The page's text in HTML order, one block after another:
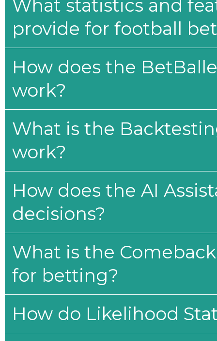
What statistics and
provide for football
How does the
work?
What is the
work?
How does the AI
decisions?
What is the
for betting?
How do Likelihood